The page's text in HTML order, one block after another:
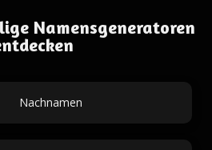
Namensgeneratoren
Nachnamen